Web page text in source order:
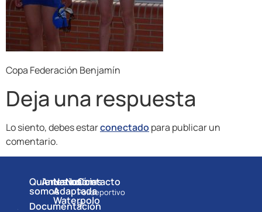
Copa Federación Benjamín
Deja una respuesta
Lo siento, debes estarconectado para publicar un
comentario.
Quienes
somos
Documentación
Anuarios
Natación
Adaptada
Waterpolo
Noticias
Contacto
Polideportivo
el